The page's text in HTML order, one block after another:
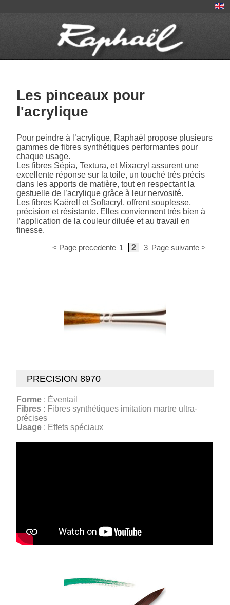
Les pinceaux pour
l'acrylique
Pour peindre à l’acrylique, Raphaël propose plusieurs
gammes de fibres synthétiques performantes pour
chaque usage.
Les fibres Sépia, Textura, et Mixacryl assurent une
excellente réponse sur la toile, un touché très précis
dans les apports de matière, tout en respectant la
gestuelle de l’acrylique grâce à leur nervosité.
Les fibres Kaërell et Softacryl, offrent souplesse,
précision et résistante. Elles conviennent très bien à
l’application de la couleur diluée et au travail en
finesse.
< Page precedente 1 2 3 Page suivante >
PRECISION 8970
Forme : Éventail
Fibres : Fibres synthétiques imitation martre ultra-
précises
Usage : Effets spéciaux